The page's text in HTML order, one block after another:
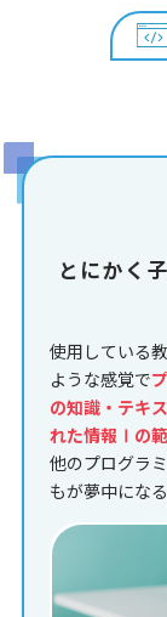
とにかく
使用している
ような感覚で
の知識・テキ
れた情報Ⅰの範
他のプログラ
もが夢中にな